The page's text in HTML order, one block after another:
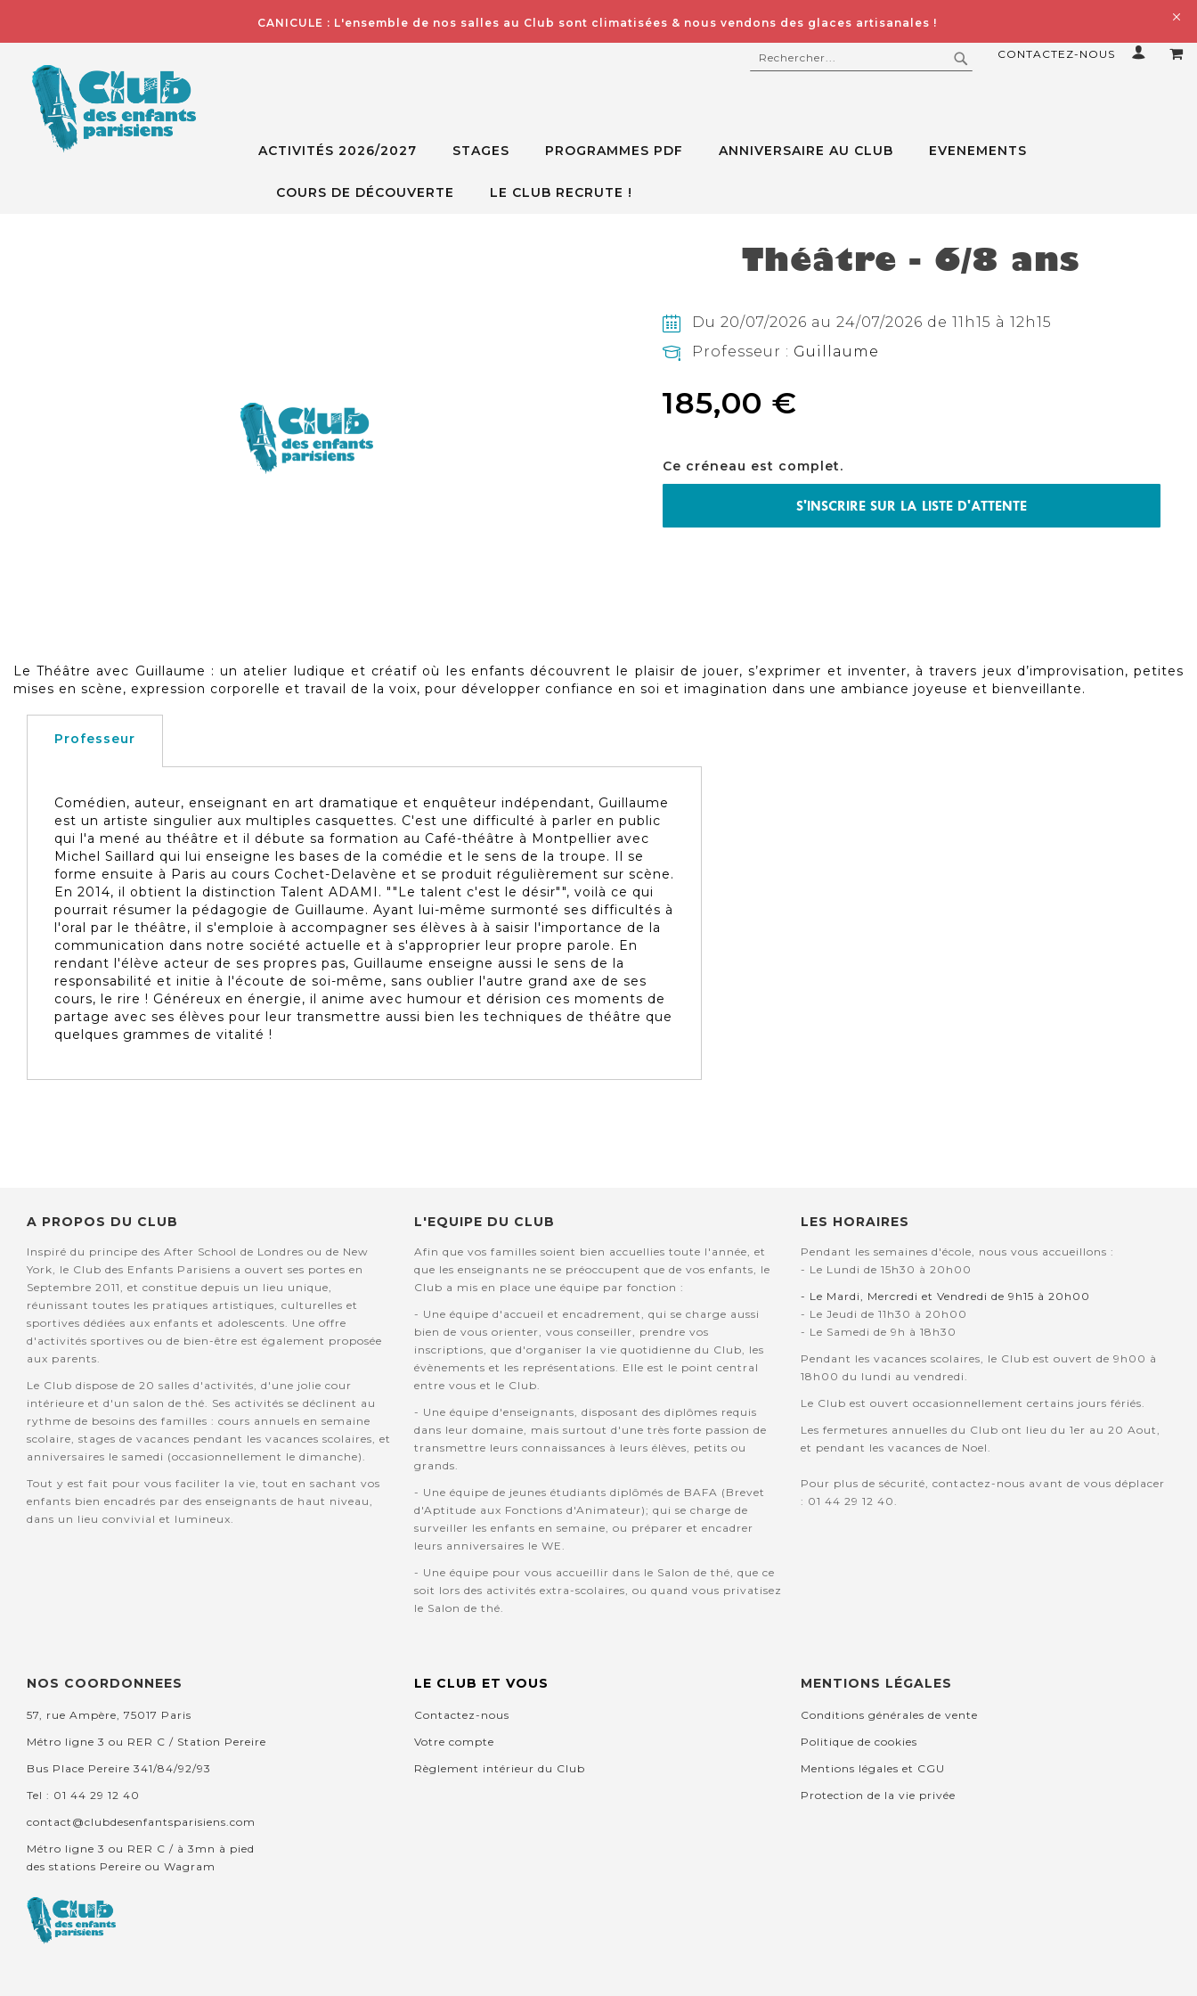
CANICULE : L'ensemble de nos salles au Club sont climatisées & nous vendons des glaces artisanales !
CONTACTEZ-NOUS
RECHERCHER
ACTIVITÉS 2026/2027 STAGES PROGRAMMES PDF ANNIVERSAIRE AU CLUB EVENEMENTS
COURS DE DÉCOUVERTE LE CLUB RECRUTE !
the
beginning
Théâtre - 6/8 ans
Du 20/07/2026 au 24/07/2026 de 11h15 à 12h15
Professeur : Guillaume
185,00 €
Ce créneau est complet.
S'INSCRIRE SUR LA LISTE D'ATTENTE
Le Théâtre avec Guillaume : un atelier ludique et créatif où les enfants découvrent le plaisir de jouer, s’exprimer et inventer, à travers jeux d’improvisation, petites
mises en scène, expression corporelle et travail de la voix, pour développer confiance en soi et imagination dans une ambiance joyeuse et bienveillante.
Professeur
Comédien, auteur, enseignant en art dramatique et enquêteur indépendant, Guillaume
est un artiste singulier aux multiples casquettes. C'est une difficulté à parler en public
qui l'a mené au théâtre et il débute sa formation au Café-théâtre à Montpellier avec
Michel Saillard qui lui enseigne les bases de la comédie et le sens de la troupe. Il se
forme ensuite à Paris au cours Cochet-Delavène et se produit régulièrement sur scène.
En 2014, il obtient la distinction Talent ADAMI. ""Le talent c'est le désir"", voilà ce qui
pourrait résumer la pédagogie de Guillaume. Ayant lui-même surmonté ses difficultés à
l'oral par le théâtre, il s'emploie à accompagner ses élèves à à saisir l'importance de la
communication dans notre société actuelle et à s'approprier leur propre parole. En
rendant l'élève acteur de ses propres pas, Guillaume enseigne aussi le sens de la
responsabilité et initie à l'écoute de soi-même, sans oublier l'autre grand axe de ses
cours, le rire ! Généreux en énergie, il anime avec humour et dérision ces moments de
partage avec ses élèves pour leur transmettre aussi bien les techniques de théâtre que
quelques grammes de vitalité !
A PROPOS DU CLUB
Inspiré du principe des After School de Londres ou de New
York, le Club des Enfants Parisiens a ouvert ses portes en
Septembre 2011, et constitue depuis un lieu unique,
réunissant toutes les pratiques artistiques, culturelles et
sportives dédiées aux enfants et adolescents. Une offre
d'activités sportives ou de bien-être est également proposée
aux parents.
Le Club dispose de 20 salles d'activités, d'une jolie cour
intérieure et d'un salon de thé. Ses activités se déclinent au
rythme de besoins des familles : cours annuels en semaine
scolaire, stages de vacances pendant les vacances scolaires, et
anniversaires le samedi (occasionnellement le dimanche).
Tout y est fait pour vous faciliter la vie, tout en sachant vos
enfants bien encadrés par des enseignants de haut niveau,
dans un lieu convivial et lumineux.
L'EQUIPE DU CLUB
Afin que vos familles soient bien accuellies toute l'année, et
que les enseignants ne se préoccupent que de vos enfants, le
Club a mis en place une équipe par fonction :
- Une équipe d'accueil et encadrement, qui se charge aussi
bien de vous orienter, vous conseiller, prendre vos
inscriptions, que d'organiser la vie quotidienne du Club, les
évènements et les représentations. Elle est le point central
entre vous et le Club.
- Une équipe d'enseignants, disposant des diplômes requis
dans leur domaine, mais surtout d'une très forte passion de
transmettre leurs connaissances à leurs élèves, petits ou
grands.
- Une équipe de jeunes étudiants diplômés de BAFA (Brevet
d'Aptitude aux Fonctions d'Animateur); qui se charge de
surveiller les enfants en semaine, ou préparer et encadrer
leurs anniversaires le WE.
- Une équipe pour vous accueillir dans le Salon de thé, que ce
soit lors des activités extra-scolaires, ou quand vous privatisez
le Salon de thé.
LES HORAIRES
Pendant les semaines d'école, nous vous accueillons :
- Le Lundi de 15h30 à 20h00
- Le Mardi, Mercredi et Vendredi de 9h15 à 20h00
- Le Jeudi de 11h30 à 20h00
- Le Samedi de 9h à 18h30
Pendant les vacances scolaires, le Club est ouvert de 9h00 à
18h00 du lundi au vendredi.
Le Club est ouvert occasionnellement certains jours fériés.
Les fermetures annuelles du Club ont lieu du 1er au 20 Aout,
et pendant les vacances de Noel.
Pour plus de sécurité, contactez-nous avant de vous déplacer
: 01 44 29 12 40.
NOS COORDONNEES
57, rue Ampère, 75017 Paris
Métro ligne 3 ou RER C / Station Pereire
Bus Place Pereire 341/84/92/93
Tel : 01 44 29 12 40
contact@clubdesenfantsparisiens.com
Métro ligne 3 ou RER C / à 3mn à pied
des stations Pereire ou Wagram
LE CLUB ET VOUS
Contactez-nous
Votre compte
Règlement intérieur du Club
MENTIONS LÉGALES
Conditions générales de vente
Politique de cookies
Mentions légales et CGU
Protection de la vie privée